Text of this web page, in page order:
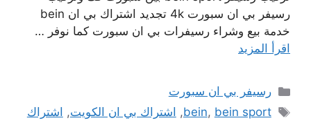
رسيفر بي ان سبورت 4k تجديد اشتراك بي ان bein
خدمة بيع وشراء رسيفرات بي ان سبورت كما نوفر …
اقرأ المزيد
التصنيفات
رسيفر بي ان سبورت
الوسوم
bein, bein sport
, اشتراك بي ان الكويت, اشتراك